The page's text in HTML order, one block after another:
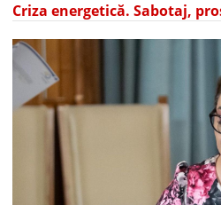
Criza energetică. Sabotaj,